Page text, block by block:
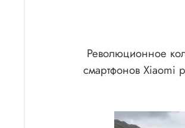
Революционное
смартфонов Xiaomi